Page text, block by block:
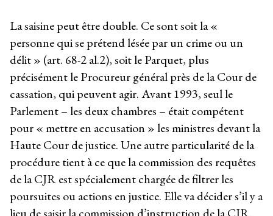
La saisine peut être double. Ce sont soit la «
personne qui se prétend lésée par un crime ou un
délit » (art. 68-2 al.2), soit le Parquet, plus
précisément le Procureur général près de la Cour de
cassation, qui peuvent agir. Avant 1993, seul le
Parlement – les deux chambres – était compétent
pour « mettre en accusation » les ministres devant la
Haute Cour de justice. Une autre particularité de la
procédure tient à ce que la commission des requêtes
de la CJR est spécialement chargée de filtrer les
poursuites ou actions en justice. Elle va décider s’il y a